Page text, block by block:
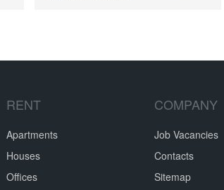
RENT
Apartments
Houses
Offices
COMPANY
Job Vacancies
Contacts
Sitemap